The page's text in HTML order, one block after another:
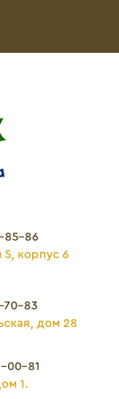
85-86
корпус 6
70-83
дом 28
00-81
1.